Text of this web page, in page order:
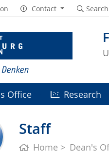
Contact Search
Office Research
Staff
Home Dean's